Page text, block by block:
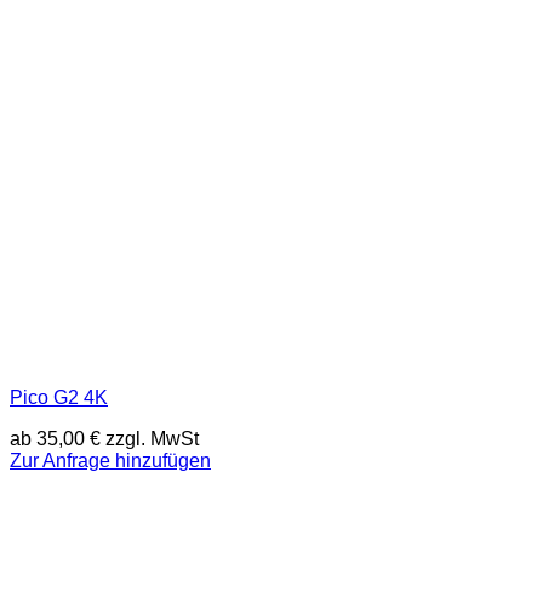
Pico G2 4K
ab 35,00 € zzgl. MwSt
Zur Anfrage hinzufügen